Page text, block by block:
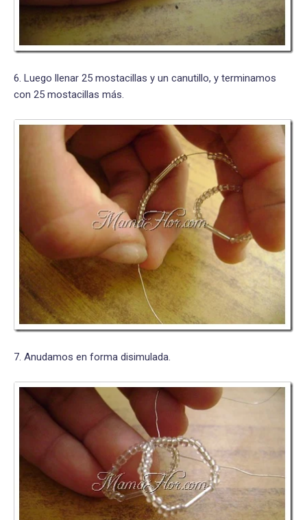
6. Luego llenar 25 mostacillas y un canutillo, y terminamos
con 25 mostacillas más.
7. Anudamos en forma disimulada.